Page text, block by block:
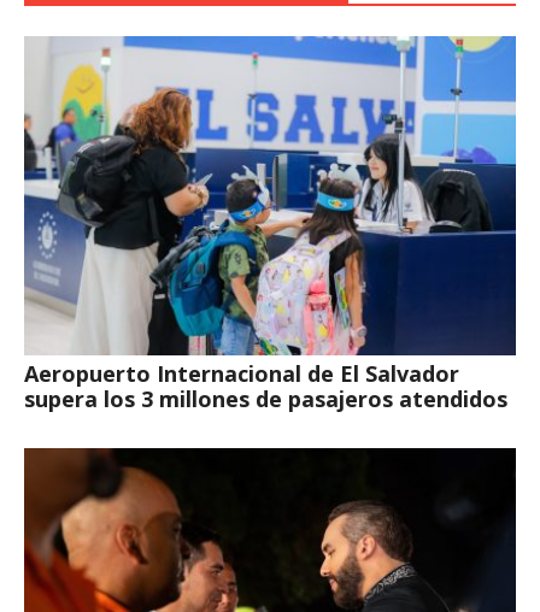
Aeropuerto Internacional de El Salvador
supera los 3 millones de pasajeros atendidos